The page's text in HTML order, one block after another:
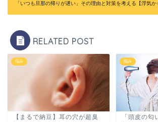
「いつも旦那の帰りが遅い」その理由と対策を考える【浮気か
RELATED POST
悩み
【まるで納豆】耳の穴が超臭
悩み
「頭皮の匂